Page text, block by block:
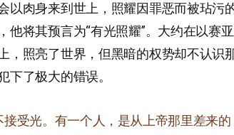
以肉身来到世上，照耀因罪恶而被玷污
他将其预言为“有光照耀”。大约在以赛
，照亮了世界，但黑暗的权势却不认识
下了极大的错误。
受光。有一个人，是从上帝那里差来的